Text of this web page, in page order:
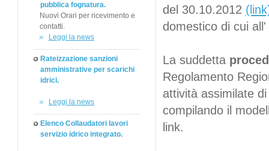
pubblica fognatura.
Nuovi Orari per ricevimento e
contatti.
Leggi la news
Rateizzazione sanzioni
amministrative per scarichi
idrici.
Leggi la news
Elenco Collaudatori lavori
servizio idrico integrato.
del 30.10.2012
domestico di cui
La suddetta
Regolamento
attività assimilate
compilando il
link.